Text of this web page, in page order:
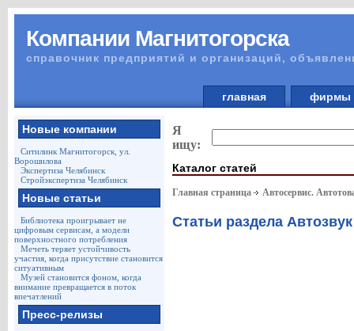
Компании Магнитогорска
справочник предприятий и организаций,
главная
Новые компании
Ситилинк Магнитогорск, ул.
Ворошилова
Экспертиза Челябинск
Стройэкспертиза Челябинск
Новые статьи
Библиотека проигрывает не
цифровым сервисам, а модели
поверхностного потребления
Мечеть теряет устойчивость
участия, когда присутствие становится
ситуативным
Музей становится фоном, когда
внимание превращается в поток
впечатлений
Пресс-релизы
Я
ищу:
Каталог статей
Главная страница Автосервис.
Статьи раздела